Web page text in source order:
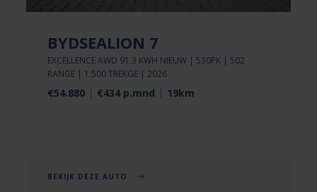
BYDSEALION 7
EXCELLENCE AWD 91.3 KWH NIEUW | 530PK | 502
RANGE | 1.500 TREKGE | 2026
€54.880 €434 p.mnd 19km
BEKIJK DEZE AUTO